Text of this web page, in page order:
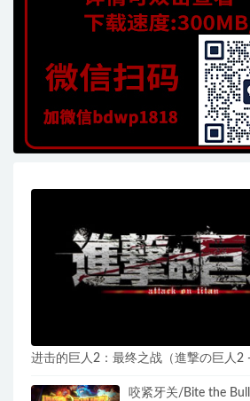
进击的巨人2：最终之战（進撃の巨人2
咬紧牙关/Bite the